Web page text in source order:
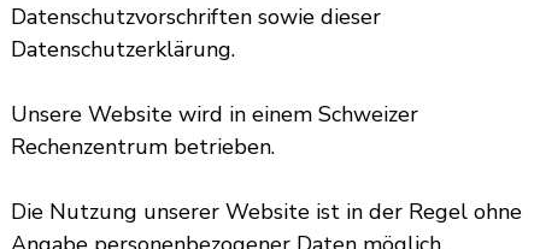
Datenschutzvorschriften sowie dieser
Datenschutzerklärung.
Unsere Website wird in einem Schweizer
Rechenzentrum betrieben.
Die Nutzung unserer Website ist in der Regel ohne